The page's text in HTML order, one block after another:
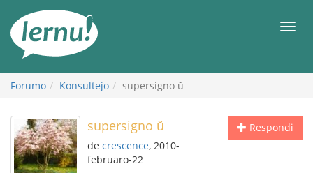
enhavo
Forumo Konsultejo supersigno ŭ
Respondi
supersigno ŭ
de crescence, 2010-
februaro-22